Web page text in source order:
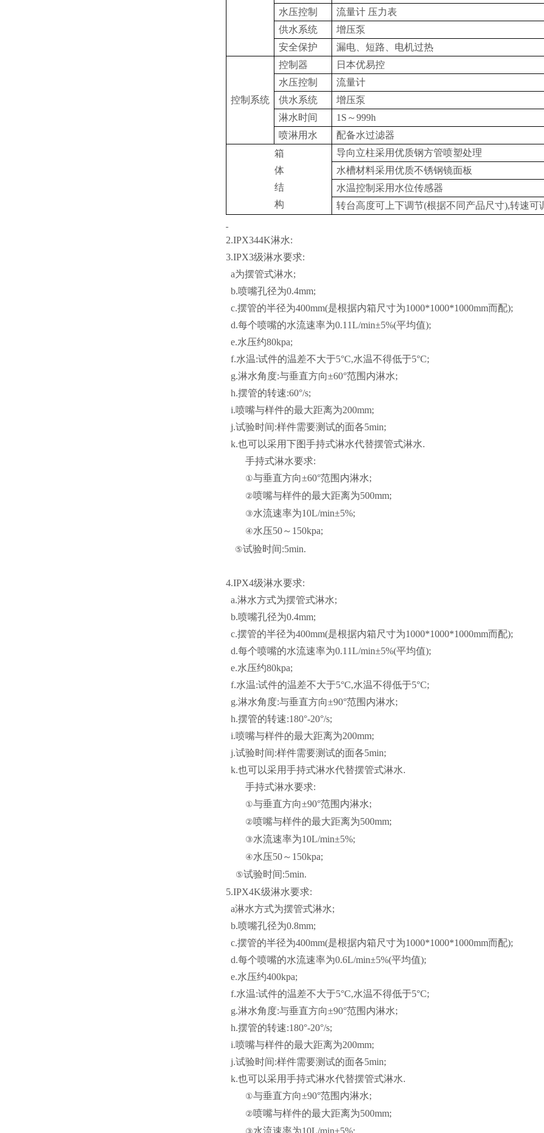
水压控制
流量计 压力表
供水系统
增压泵
安全保护
漏电、短路、电机过热
控制系统
控制器
日本优易控
水压控制
流量计
供水系统
增压泵
淋水时间
1S～999h
喷淋用水
配备水过滤器
箱
体
结
构
导向立柱采用优质钢方管喷塑处理
水槽材料采用优质不锈钢镜面板
水温控制采用水位传感器
转台高度可上下调节(根据不同产品尺寸),转速可
2.IPX344K淋水:
3.IPX3级淋水要求:
a为摆管式淋水;
b.喷嘴孔径为0.4mm;
c.摆管的半径为400mm(是根据内箱尺寸为1000*1000*1000mm而配);
d.每个喷嘴的水流速率为0.11L/min±5%(平均值);
e.水压约80kpa;
f.水温:试件的温差不大于5°C,水温不得低于5°C;
g.淋水角度:与垂直方向±60°范围内淋水;
h.摆管的转速:60°/s;
i.喷嘴与样件的最大距离为200mm;
j.试验时间:样件需要测试的面各5min;
k.也可以采用下图手持式淋水代替摆管式淋水.
手持式淋水要求:
①与垂直方向±60°范围内淋水;
②喷嘴与样件的最大距离为500mm;
③水流速率为10L/min±5%;
④水压50～150kpa;
⑤试验时间:5min.
4.IPX4级淋水要求:
a.淋水方式为摆管式淋水;
b.喷嘴孔径为0.4mm;
c.摆管的半径为400mm(是根据内箱尺寸为1000*1000*1000mm而配);
d.每个喷嘴的水流速率为0.11L/min±5%(平均值);
e.水压约80kpa;
f.水温:试件的温差不大于5°C,水温不得低于5°C;
g.淋水角度:与垂直方向±90°范围内淋水;
h.摆管的转速:180°-20°/s;
i.喷嘴与样件的最大距离为200mm;
j.试验时间:样件需要测试的面各5min;
k.也可以采用手持式淋水代替摆管式淋水.
手持式淋水要求:
①与垂直方向±90°范围内淋水;
②喷嘴与样件的最大距离为500mm;
③水流速率为10L/min±5%;
④水压50～150kpa;
⑤试验时间:5min.
5.IPX4K级淋水要求:
a淋水方式为摆管式淋水;
b.喷嘴孔径为0.8mm;
c.摆管的半径为400mm(是根据内箱尺寸为1000*1000*1000mm而配);
d.每个喷嘴的水流速率为0.6L/min±5%(平均值);
e.水压约400kpa;
f.水温:试件的温差不大于5°C,水温不得低于5°C;
g.淋水角度:与垂直方向±90°范围内淋水;
h.摆管的转速:180°-20°/s;
i.喷嘴与样件的最大距离为200mm;
j.试验时间:样件需要测试的面各5min;
k.也可以采用手持式淋水代替摆管式淋水.
①与垂直方向±90°范围内淋水;
②喷嘴与样件的最大距离为500mm;
水流速率为10L/min±5%;